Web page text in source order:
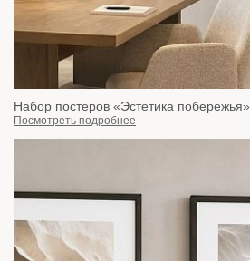
Набор постеров «Эстетика побережья»
Посмотреть подробнее